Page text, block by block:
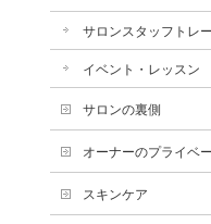
サロンスタッフトレ
イベント・レッスン
サロンの裏側
オーナーのプライベ
スキンケア